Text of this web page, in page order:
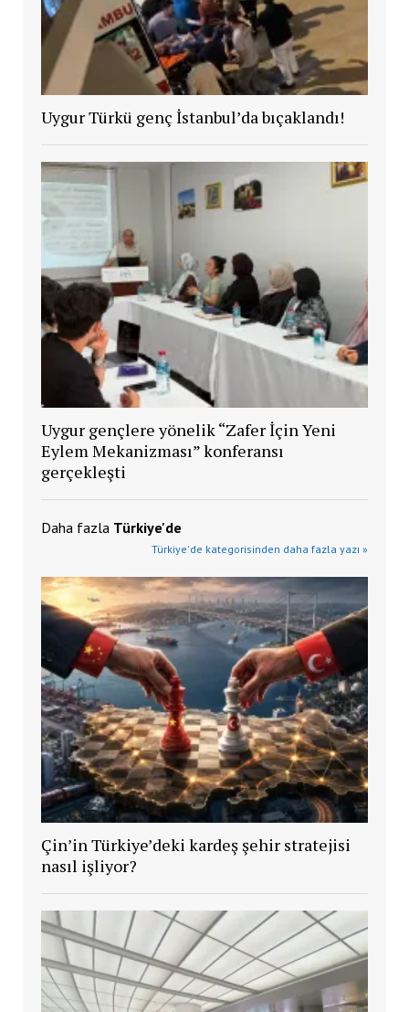
Uygur Türkü genç İstanbul’da bıçaklandı!
Uygur gençlere yönelik “Zafer İçin Yeni
Eylem Mekanizması” konferansı
gerçekleşti
Daha fazla Türkiye'de
Türkiye'de kategorisinden daha fazla yazı »
Çin’in Türkiye’deki kardeş şehir stratejisi
nasıl işliyor?